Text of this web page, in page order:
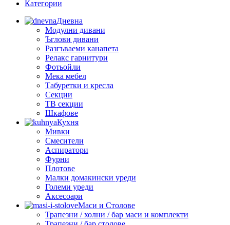
Категории
Дневна
Модулни дивани
Ъглови дивани
Разгъваеми канапета
Релакс гарнитури
Фотьойли
Мека мебел
Табуретки и кресла
Секции
ТВ секции
Шкафове
Кухня
Мивки
Смесители
Аспиратори
Фурни
Плотове
Малки домакински уреди
Големи уреди
Аксесоари
Маси и Столове
Трапезни / холни / бар маси и комплекти